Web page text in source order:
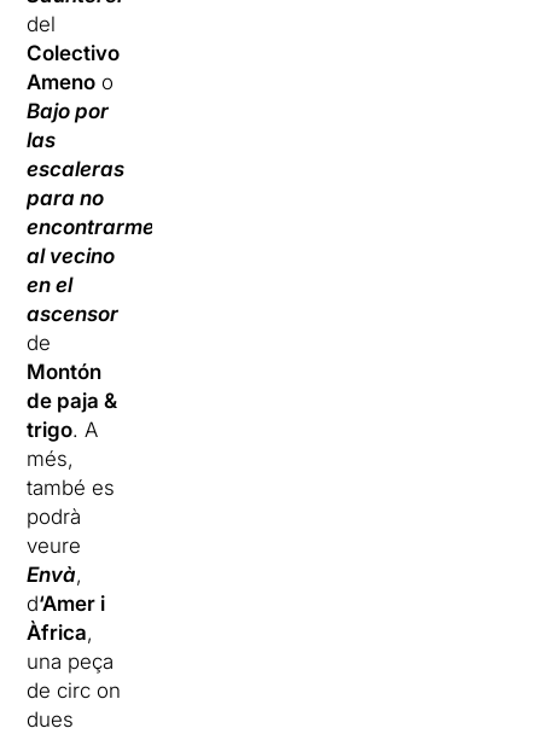
del
Colectivo
Ameno o
Bajo por
las
escaleras
para no
encontrarme
al vecino
en el
ascensor
de
Montón
de paja &
trigo. A
més,
també es
podrà
veure
Envà,
d‘Amer i
Àfrica,
una peça
de circ on
dues